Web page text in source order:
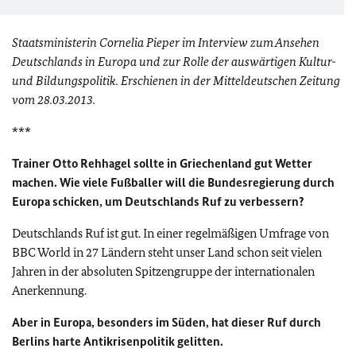
Staatsministerin Cornelia Pieper im Interview zum Ansehen
Deutschlands in Europa und zur Rolle der auswärtigen Kultur-
und Bildungspolitik. Erschienen in der Mitteldeutschen Zeitung
vom 28.03.2013.
***
Trainer Otto Rehhagel sollte in Griechenland gut Wetter
machen. Wie viele Fußballer will die Bundesregierung durch
Europa schicken, um Deutschlands Ruf zu verbessern?
Deutschlands Ruf ist gut. In einer regelmäßigen Umfrage von
BBC World in 27 Ländern steht unser Land schon seit vielen
Jahren in der absoluten Spitzengruppe der internationalen
Anerkennung.
Aber in Europa, besonders im Süden, hat dieser Ruf durch
Berlins harte Antikrisenpolitik gelitten.